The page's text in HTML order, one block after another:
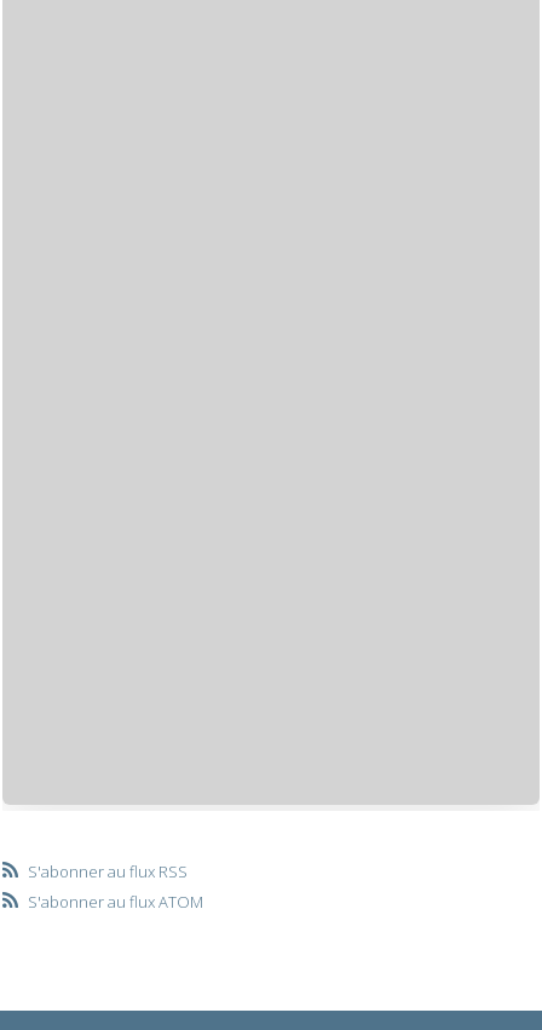
S'abonner au flux RSS
S'abonner au flux ATOM